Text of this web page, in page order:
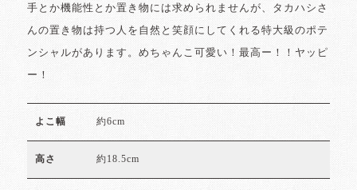
手とか機能性とか置き物には求められませんが、タカハシさ
んの置き物は持つ人を自然と笑顔にしてくれる特大級のポテ
ンシャルがあります。めちゃんこ可愛い！最高ー！！ヤッピ
ー！
よこ幅 約6cm
高さ 約18.5cm